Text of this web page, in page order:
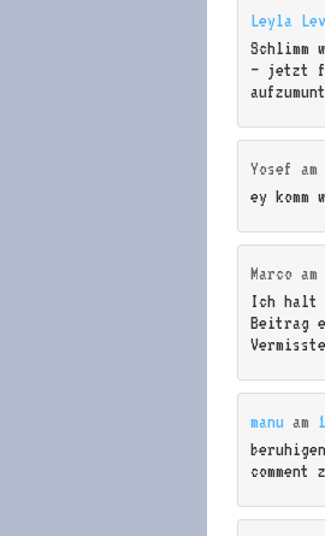
Leyla
Schlimm
– jetzt
Yosef am
ey komm
Marco am
Ich halt
Beitrag
manu am